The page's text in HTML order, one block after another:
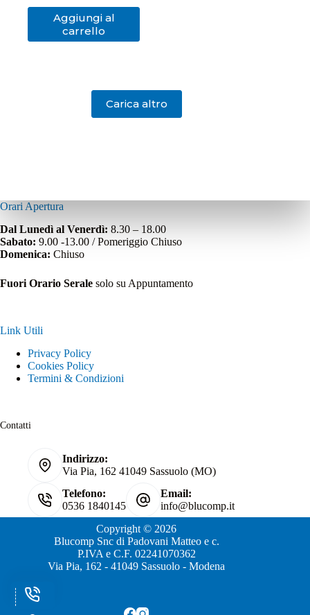
Aggiungi al
carrello
Carica altro
Orari Apertura
Dal Lunedì al Venerdì: 8.30 – 18.00
Sabato: 9.00 -13.00 / Pomeriggio Chiuso
Domenica: Chiuso
Fuori Orario Serale solo su Appuntamento
Link Utili
Privacy Policy
Cookies Policy
Termini & Condizioni
Contatti
Indirizzo:
Via Pia, 162 41049 Sassuolo (MO)
Telefono:
0536 1840145
Email:
info@blucomp.it
Copyright © 2026
Blucomp Snc di Padovani Matteo e c.
P.IVA e C.F. 02241070362
Via Pia, 162 - 41049 Sassuolo - Modena